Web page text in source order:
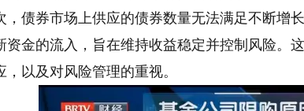
，债券市场上供应的债券数量无法满足不断增
资金的流入，旨在维持收益稳定并控制风险。
，以及对风险管理的重视。